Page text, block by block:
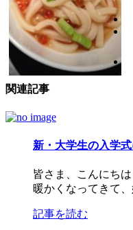
関連記事
新・大学生の入学
皆さま、こんにち
暖かくなってきて
記事を読む